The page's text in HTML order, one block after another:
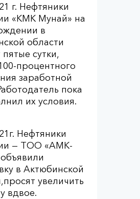
г. Нефтяники
«КМК Мунай» на
в
области
сутки,
процентного
заработной
пока
их условия.
Нефтяники
— ТОО «АМК-
в Актюбинской
увеличить
вдвое.